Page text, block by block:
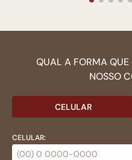
QUAL A FORMA QUE
NOSSO
CELULAR
CELULAR: